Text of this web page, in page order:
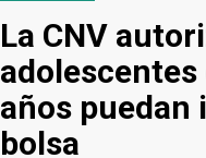
La CNV
adolescentes
años puedan
bolsa